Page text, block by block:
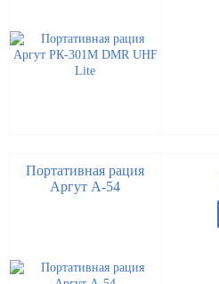
Портативная рация
Аргут А-54